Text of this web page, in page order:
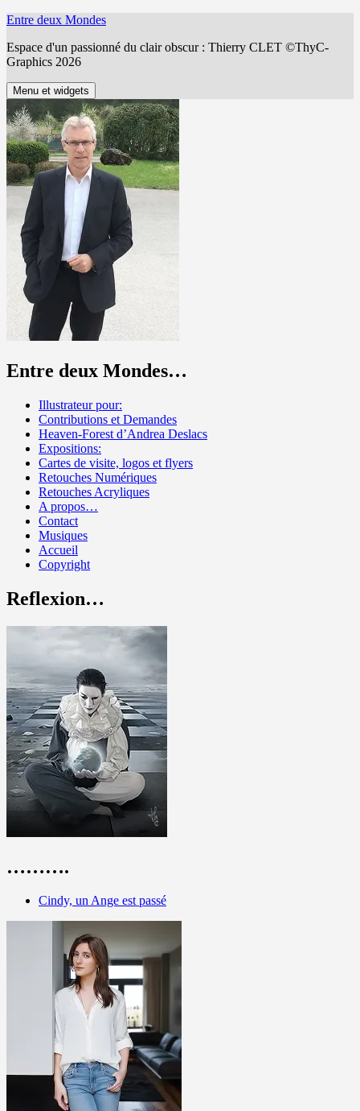
Aller
contenu
Entre deux Mondes
Espace d'un passionné du clair obscur : Thierry CLET ©ThyC-
Graphics 2026
Menu et widgets
Entre deux Mondes…
Illustrateur pour:
Contributions et Demandes
Heaven-Forest d’Andrea Deslacs
Expositions:
Cartes de visite, logos et flyers
Retouches Numériques
Retouches Acryliques
A propos…
Contact
Musiques
Accueil
Copyright
Reflexion…
……….
Cindy, un Ange est passé